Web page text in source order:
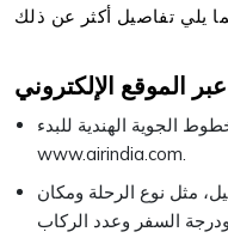
الموقع الإلكتروني
الجوية الهندية للبدء-
www.airindia.com.
مثل نوع الرحلة ومكان
السفر وعدد الركاب